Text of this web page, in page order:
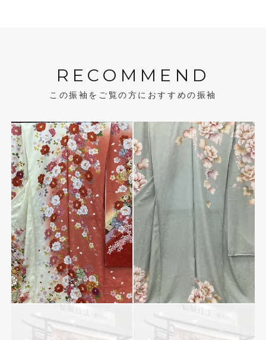
RECOMMEND
この振袖をご覧の方におすすめの振袖